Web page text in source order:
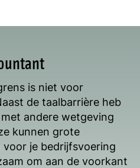
is niet voor
de taalbarrière heb
andere wetgeving
kunnen grote
je bedrijfsvoering
om aan de voorkant